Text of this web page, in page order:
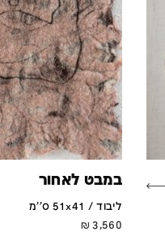
במבט לאחור
ליבוד / 51x41 ס''מ
3,560
₪